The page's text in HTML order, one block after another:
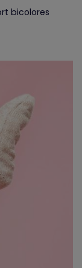
bicolores